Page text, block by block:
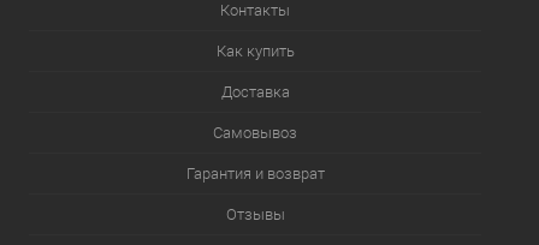
Контакты
Как купить
Доставка
Самовывоз
Гарантия и возврат
Отзывы